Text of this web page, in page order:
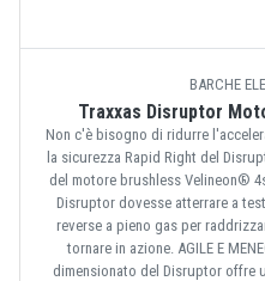
BARCHE
Traxxas Disruptor
Non c'è bisogno di ridurre
la sicurezza Rapid Right del
del motore brushless Velineon®
Disruptor dovesse atterrare a
reverse a pieno gas per
tornare in azione. AGILE E
dimensionato del Disruptor offre